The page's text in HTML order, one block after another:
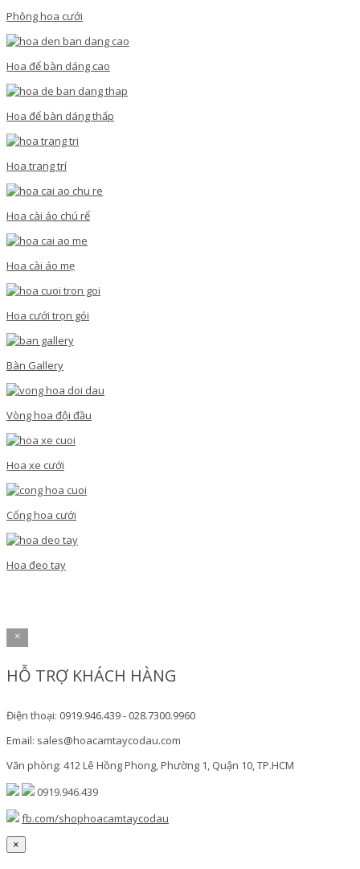
Phông hoa cưới
Hoa để bàn dáng cao
Hoa để bàn dáng thấp
Hoa trang trí
Hoa cài áo chú rể
Hoa cài áo mẹ
Hoa cưới trọn gói
Bàn Gallery
Vòng hoa đội đầu
Hoa xe cưới
Cổng hoa cưới
Hoa đeo tay
×
HỖ TRỢ KHÁCH HÀNG
Điện thoại: 0919.946.439 - 028.7300.9960
Email: sales@hoacamtaycodau.com
Văn phòng: 412 Lê Hồng Phong, Phường 1, Quận 10, TP.HCM
0919.946.439
fb.com/shophoacamtaycodau
×